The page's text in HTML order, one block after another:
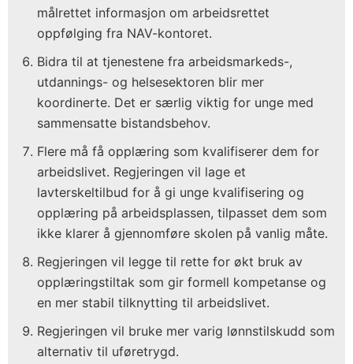
målrettet informasjon om arbeidsrettet
oppfølging fra NAV-kontoret.
Bidra til at tjenestene fra arbeidsmarkeds-,
utdannings- og helsesektoren blir mer
koordinerte. Det er særlig viktig for unge med
sammensatte bistandsbehov.
Flere må få opplæring som kvalifiserer dem for
arbeidslivet. Regjeringen vil lage et
lavterskeltilbud for å gi unge kvalifisering og
opplæring på arbeidsplassen, tilpasset dem som
ikke klarer å gjennomføre skolen på vanlig måte.
Regjeringen vil legge til rette for økt bruk av
opplæringstiltak som gir formell kompetanse og
en mer stabil tilknytting til arbeidslivet.
Regjeringen vil bruke mer varig lønnstilskudd som
alternativ til uføretrygd.